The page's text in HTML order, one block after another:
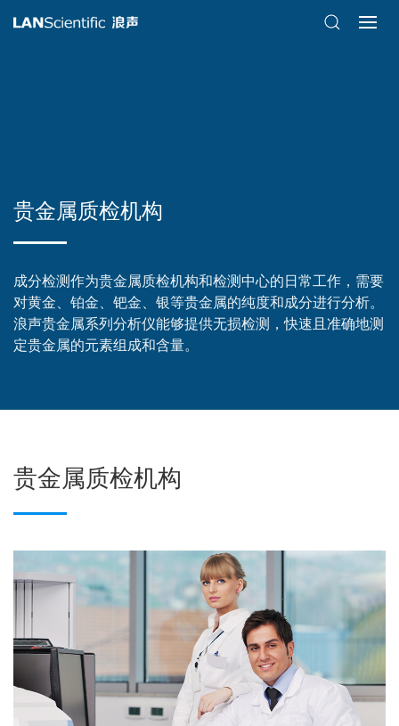
贵金属质检机构
成分检测作为贵金属质检机构和检测中心的日常工作，需要
对黄金、铂金、钯金、银等贵金属的纯度和成分进行分析。
浪声贵金属系列分析仪能够提供无损检测，快速且准确地测
定贵金属的元素组成和含量。
贵金属质检机构